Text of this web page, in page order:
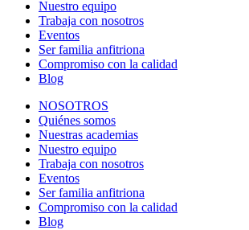
Nuestro equipo
Trabaja con nosotros
Eventos
Ser familia anfitriona
Compromiso con la calidad
Blog
NOSOTROS
Quiénes somos
Nuestras academias
Nuestro equipo
Trabaja con nosotros
Eventos
Ser familia anfitriona
Compromiso con la calidad
Blog